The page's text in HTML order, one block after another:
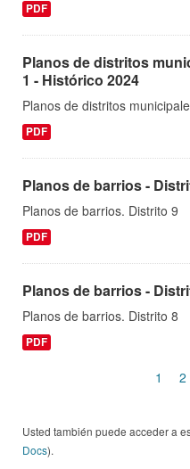
PDF
Planos de distritos
1 - Histórico 2024
Planos de distritos
PDF
Planos de barrios -
Planos de barrios. Distrito 9
PDF
Planos de barrios -
Planos de barrios. Distrito 8
PDF
1 2
Usted también puede acceder a
Docs).